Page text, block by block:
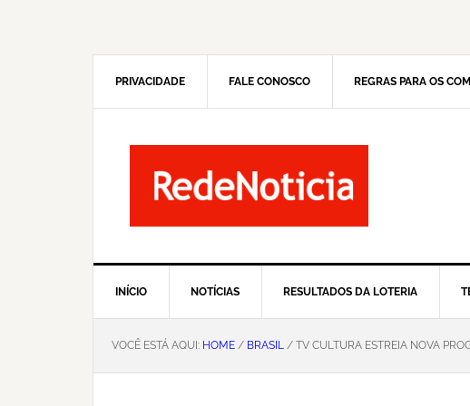
PRIVACIDADE FALE CONOSCO REGRAS PARA OS
INÍCIO NOTÍCIAS RESULTADOS DA LOTERIA
VOCÊ ESTÁ AQUI: HOME / BRASIL / TV CULTURA ESTREIA NOVA